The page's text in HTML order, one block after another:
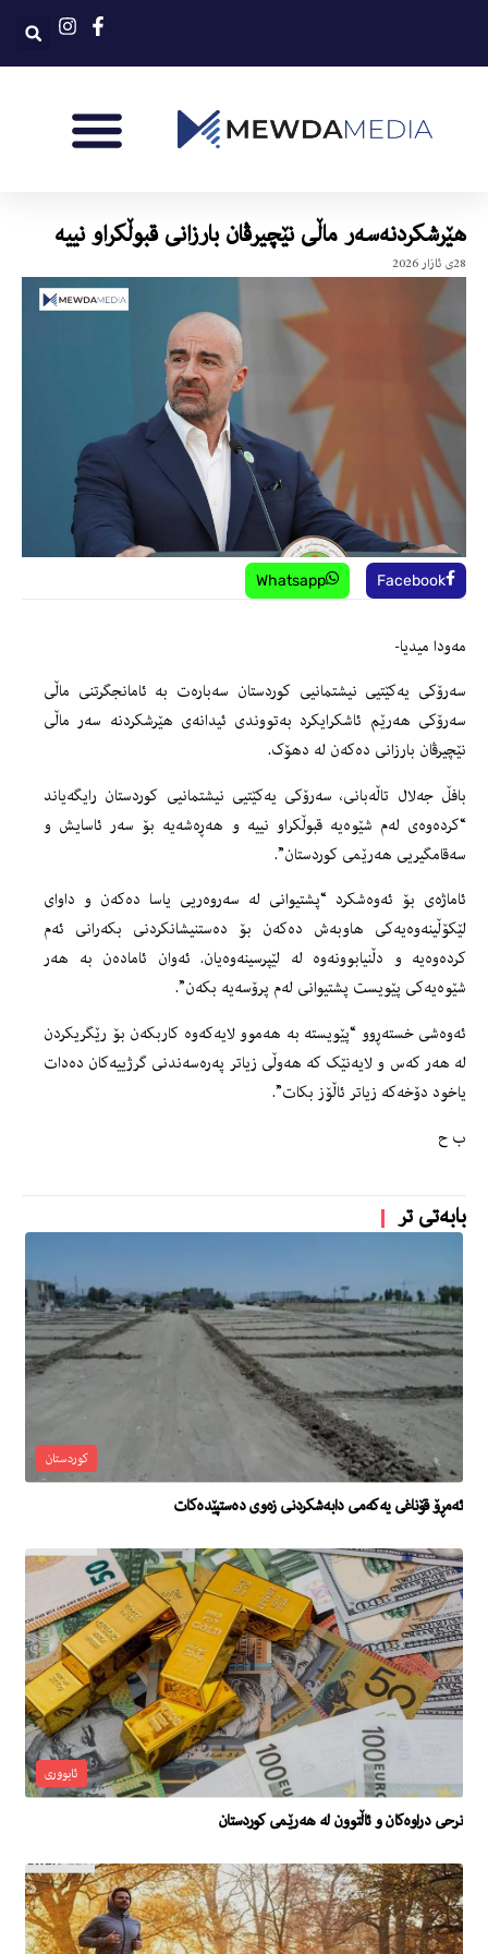
هێرشکردنەسەر ماڵی نێچیرڤان بارزانی قبوڵکراو نییە
28ی ئازار 2026
Facebook
Whatsapp
مەودا میدیا-
سەرۆکی یەکێتیی نیشتمانیی کوردستان سەبارەت بە ئامانجگرتنی ماڵی
سەرۆکی هەرێم ئاشکرایکرد بەتووندی ئیدانەی هێرشکردنە سەر ماڵی
نێچیرڤان بارزانی دەکەن لە دهۆک.
بافڵ جەلال تاڵەبانی، سەرۆکی یەکێتیی نیشتمانیی کوردستان رایگەیاند
“کردەوەی لەم شێوەیە قبوڵکراو نییە و هەڕەشەیە بۆ سەر ئاسایش و
سەقامگیریی هەرێمی کوردستان”.
ئاماژەی بۆ ئەوەشکرد “پشتیوانی لە سەروەریی یاسا دەکەن و داوای
لێکۆڵینەوەیەکی هاوبەش دەکەن بۆ دەستنیشانکردنی بکەرانی ئەم
کردەوەیە و دڵنیابوونەوە لە لێپرسینەوەیان. ئەوان ئامادەن بە هەر
شێوەیەکی پێویست پشتیوانی لەم پرۆسەیە بکەن”.
ئەوەشی خستەڕوو “پێویستە بە هەموو لایەکەوە کاربکەن بۆ رێگریکردن
لە هەر کەس و لایەنێک کە هەوڵی زیاتر پەرەسەندنی گرژییەکان دەدات
یاخود دۆخەکە زیاتر ئاڵۆز بکات”.
ب ح
بابەتی تر
کوردستان
ئەمڕۆ قۆناغی یەکەمی دابەشکردنی زەوی دەستپێدەکات
ئابووری
نرحى دراوه‌كان و ئاڵتوون له‌ هه‌رێمى كوردستان